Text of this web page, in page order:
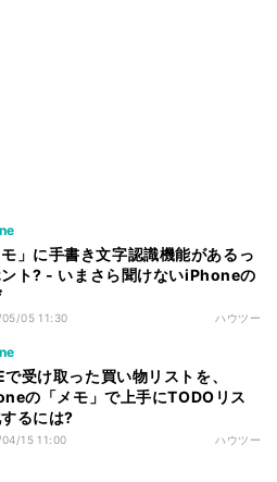
モ」に手書き文字認識機能があるっ
ト? - いまさら聞けないiPhoneの
05 11:30 ハウツー
で受け取った買い物リストを、
の「メモ」で上手にTODOリス
するには?
15 11:00 ハウツー